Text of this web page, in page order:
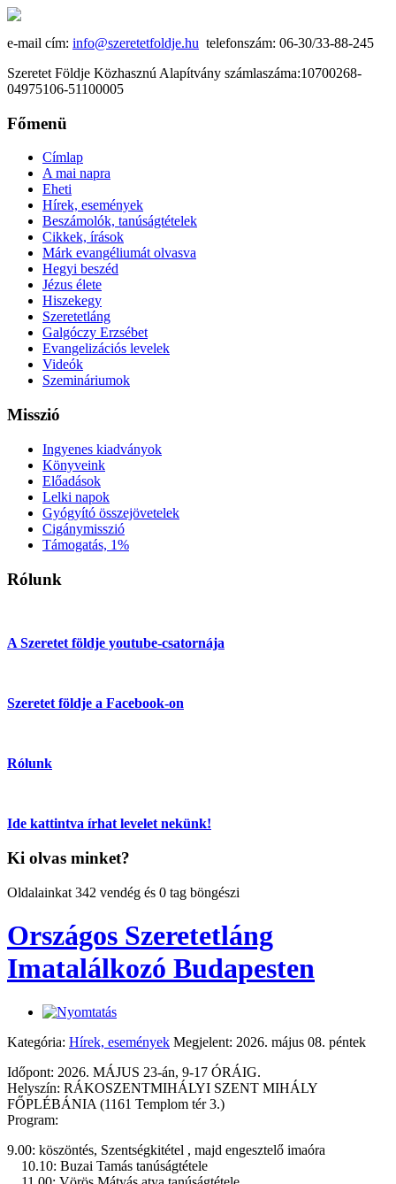
e-mail cím: info@szeretetfoldje.hu telefonszám: 06-30/33-88-245
Szeretet Földje Közhasznú Alapítvány számlaszáma:10700268-
04975106-51100005
Főmenü
Címlap
A mai napra
Eheti
Hírek, események
Beszámolók, tanúságtételek
Cikkek, írások
Márk evangéliumát olvasva
Hegyi beszéd
Jézus élete
Hiszekegy
Szeretetláng
Galgóczy Erzsébet
Evangelizációs levelek
Videók
Szemináriumok
Misszió
Ingyenes kiadványok
Könyveink
Előadások
Lelki napok
Gyógyító összejövetelek
Cigánymisszió
Támogatás, 1%
Rólunk
A Szeretet földje youtube-csatornája
Szeretet földje a Facebook-on
Rólunk
Ide kattintva írhat levelet nekünk!
Ki olvas minket?
Oldalainkat 342 vendég és 0 tag böngészi
Országos Szeretetláng
Imatalálkozó Budapesten
Kategória: Hírek, események Megjelent: 2026. május 08. péntek
Időpont: 2026. MÁJUS 23-án, 9-17 ÓRÁIG.
Helyszín: RÁKOSZENTMIHÁLYI SZENT MIHÁLY
FŐPLÉBÁNIA (1161 Templom tér 3.)
Program:
9.00: köszöntés, Szentségkitétel , majd engesztelő imaóra
10.10: Buzai Tamás tanúságtétele